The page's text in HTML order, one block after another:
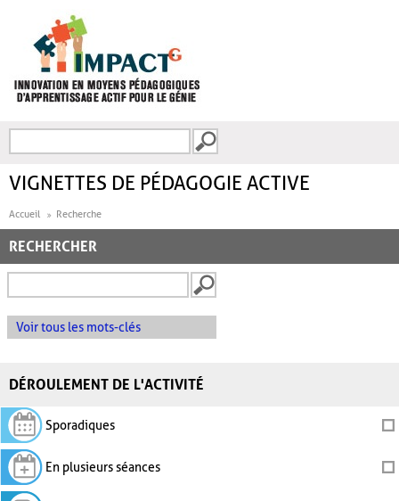
FORMULAIRE DE
VIGNETTES DE PÉDAGOGIE ACTIVE
Accueil Recherche
RECHERCHER
Voir tous les mots-clés
DÉROULEMENT DE L'ACTIVITÉ
Sporadiques
En plusieurs séances